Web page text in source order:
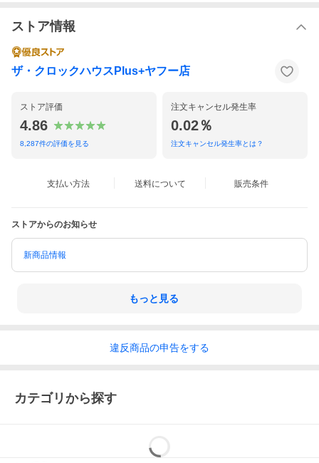
UD(ユーディー)シリーズは、ユニバーサルデザイン(UD)の考え方
ザインの腕時計であり、20代、30代だけでなく、40代、50代にも
人気です。ソーラータイプは、税込2万円以下で購入することがで
き、コストパフォーマンスが非常に高いモデルとなっています。
ユニバーサルデザインフォント(A-OTF UD黎ミン)を使用し、見や
合わせるように作られたシンプルな針と、1分刻みのメモリで読み
間違えることもありません。
ただけます。
ストア情報
ザ・クロックハウスPlus+ヤフー店
ストア評価
4.86
8,287件の評価を見る
注文キャンセル発生率
0.02％
注文キャンセル発生率とは？
支払い方法 送料について 販売条件
ストアからのお知らせ
新商品情報
もっと見る
違反商品の申告をする
カテゴリから探す